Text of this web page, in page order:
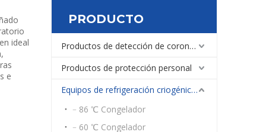
ideal
e
PRODUCTO
Productos de detección de coronavirus
Productos de protección personal
Equipos de refrigeración criogénica médica y de laboratorio
﹣86 ℃ Congelador
﹣60 ℃ Congelador